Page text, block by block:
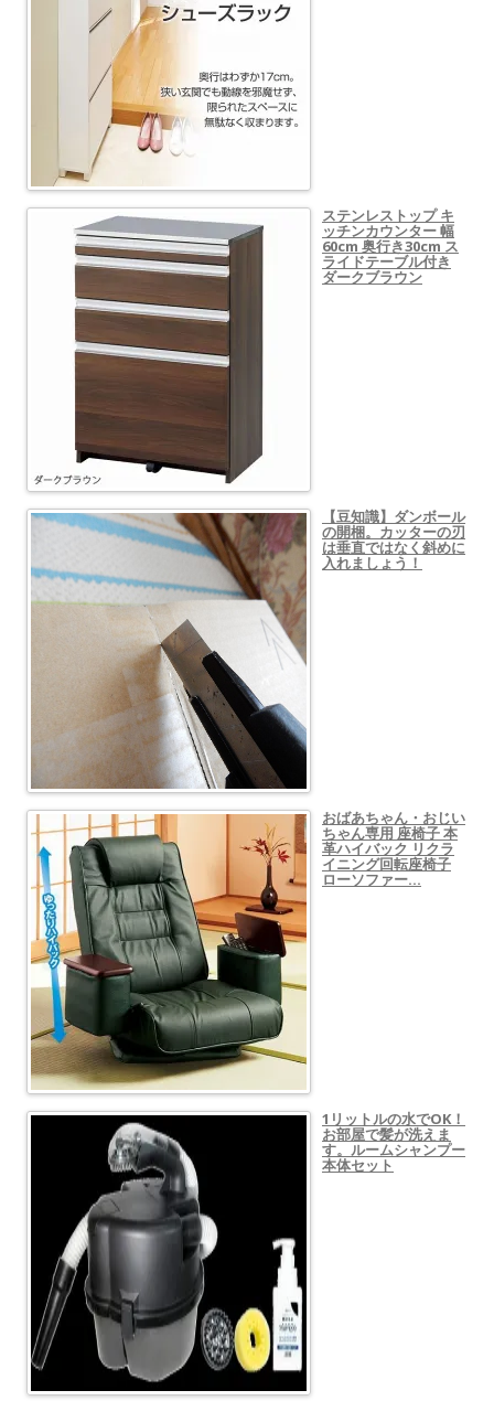
ステンレストップ キ
ッチンカウンター 幅
60cm 奥行き30cm ス
ライドテーブル付き
ダークブラウン
【豆知識】ダンボール
の開梱。カッターの刃
は垂直ではなく斜めに
入れましょう！
おばあちゃん・おじい
ちゃん専用 座椅子 本
革ハイバック リクラ
イニング回転座椅子
ローソファー…
1リットルの水でOK！
お部屋で髪が洗えま
す。ルームシャンプー
本体セット